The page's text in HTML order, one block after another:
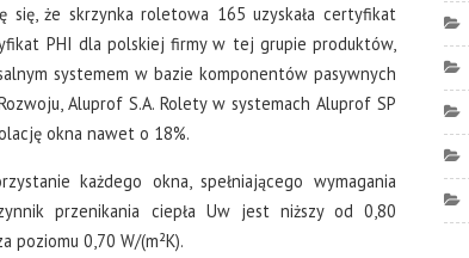
że skrzynka roletowa 165 uzyskała certyfikat
PHI dla polskiej firmy w tej grupie produktów,
systemem w bazie komponentów pasywnych
Aluprof S.A. Rolety w systemach Aluprof SP
okna nawet o 18%.
każdego okna, spełniającego wymagania
przenikania ciepła Uw jest niższy od 0,80
poziomu 0,70 W/(m²K).